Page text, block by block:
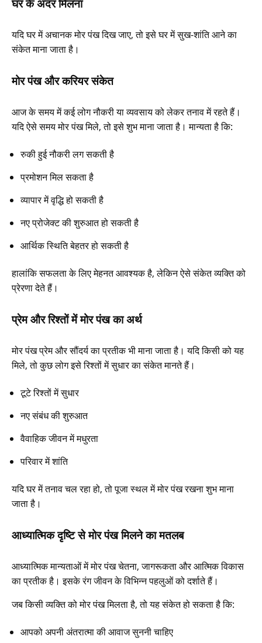
घर के अंदर मिलना
यदि घर में अचानक मोर पंख दिख जाए, तो इसे घर में सुख-शांति आने का
संकेत माना जाता है।
मोर पंख और करियर संकेत
आज के समय में कई लोग नौकरी या व्यवसाय को लेकर तनाव में रहते हैं।
यदि ऐसे समय मोर पंख मिले, तो इसे शुभ माना जाता है। मान्यता है कि:
रुकी हुई नौकरी लग सकती है
प्रमोशन मिल सकता है
व्यापार में वृद्धि हो सकती है
नए प्रोजेक्ट की शुरुआत हो सकती है
आर्थिक स्थिति बेहतर हो सकती है
हालांकि सफलता के लिए मेहनत आवश्यक है, लेकिन ऐसे संकेत व्यक्ति को
प्रेरणा देते हैं।
प्रेम और रिश्तों में मोर पंख का अर्थ
मोर पंख प्रेम और सौंदर्य का प्रतीक भी माना जाता है। यदि किसी को यह
मिले, तो कुछ लोग इसे रिश्तों में सुधार का संकेत मानते हैं।
टूटे रिश्तों में सुधार
नए संबंध की शुरुआत
वैवाहिक जीवन में मधुरता
परिवार में शांति
यदि घर में तनाव चल रहा हो, तो पूजा स्थल में मोर पंख रखना शुभ माना
जाता है।
आध्यात्मिक दृष्टि से मोर पंख मिलने का मतलब
आध्यात्मिक मान्यताओं में मोर पंख चेतना, जागरूकता और आत्मिक विकास
का प्रतीक है। इसके रंग जीवन के विभिन्न पहलुओं को दर्शाते हैं।
जब किसी व्यक्ति को मोर पंख मिलता है, तो यह संकेत हो सकता है कि:
आपको अपनी अंतरात्मा की आवाज सुननी चाहिए